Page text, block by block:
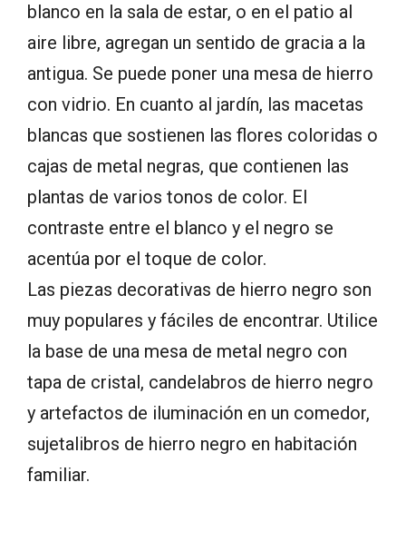
blanco en la sala de estar, o en el patio al
aire libre, agregan un sentido de gracia a la
antigua. Se puede poner una mesa de hierro
con vidrio. En cuanto al jardín, las macetas
blancas que sostienen las flores coloridas o
cajas de metal negras, que contienen las
plantas de varios tonos de color. El
contraste entre el blanco y el negro se
acentúa por el toque de color.
Las piezas decorativas de hierro negro son
muy populares y fáciles de encontrar. Utilice
la base de una mesa de metal negro con
tapa de cristal, candelabros de hierro negro
y artefactos de iluminación en un comedor,
sujetalibros de hierro negro en habitación
familiar.